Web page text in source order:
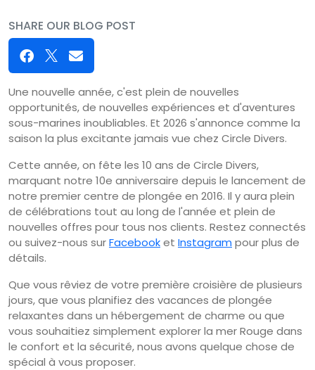
SHARE OUR BLOG POST
Une nouvelle année, c'est plein de nouvelles
opportunités, de nouvelles expériences et d'aventures
sous-marines inoubliables. Et 2026 s'annonce comme la
saison la plus excitante jamais vue chez Circle Divers.
Cette année, on fête les 10 ans de Circle Divers,
marquant notre 10e anniversaire depuis le lancement de
notre premier centre de plongée en 2016. Il y aura plein
de célébrations tout au long de l'année et plein de
nouvelles offres pour tous nos clients. Restez connectés
ou suivez-nous surFacebooket Instagram pour plus de
détails.
Que vous rêviez de votre première croisière de plusieurs
jours, que vous planifiez des vacances de plongée
relaxantes dans un hébergement de charme ou que
vous souhaitiez simplement explorer la mer Rouge dans
le confort et la sécurité, nous avons quelque chose de
spécial à vous proposer.